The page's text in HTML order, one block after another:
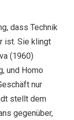
dass Technik
ist. Sie klingt
(1960)
und Homo
nur
stellt dem
gegenüber,